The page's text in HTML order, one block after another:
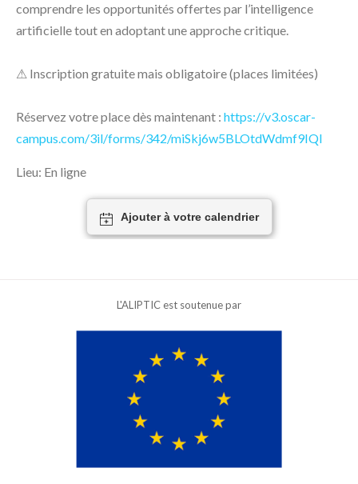
comprendre les opportunités offertes par l’intelligence
artificielle tout en adoptant une approche critique.
⚠ Inscription gratuite mais obligatoire (places limitées)
Réservez votre place dès maintenant : https://v3.oscar-
campus.com/3il/forms/342/miSkj6w5BLOtdWdmf9IQI
Lieu: En ligne
Ajouter à votre calendrier
L'ALIPTIC est soutenue par